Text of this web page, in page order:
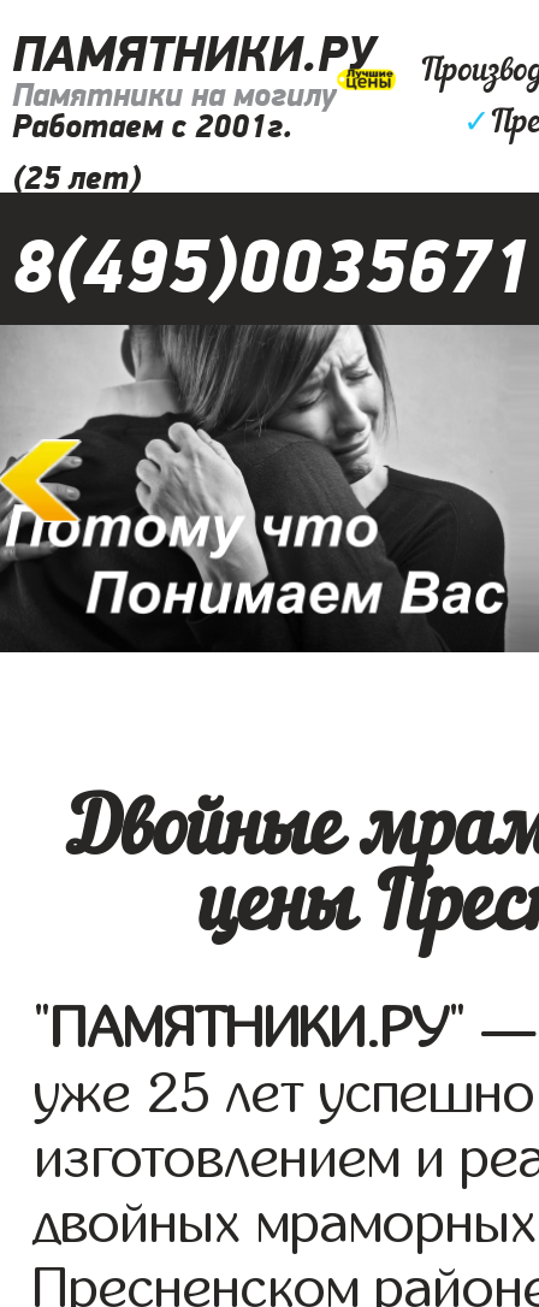
ПАМЯТНИКИ.РУ
Памятники на могилу
Работаем с 2001г.
(25 лет)
✓
8(495)0035671
Двойные
цены
"ПАМЯТНИКИ.РУ" —
уже 25 лет
изготовлением и
двойных
Пресненском